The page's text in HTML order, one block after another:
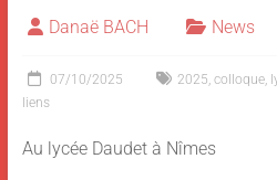
Danaë BACH News
07/10/2025 2025, colloque,
liens
Au lycée Daudet à Nîmes